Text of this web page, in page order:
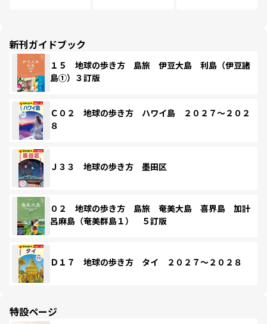
新刊ガイドブック
１５ 地球の歩き方 島旅 伊豆大島 利島（伊豆諸
島①）３訂版
Ｃ０２ 地球の歩き方 ハワイ島 ２０２７～２０２
８
Ｊ３３ 地球の歩き方 墨田区
０２ 地球の歩き方 島旅 奄美大島 喜界島 加計
呂麻島（奄美群島１） ５訂版
Ｄ１７ 地球の歩き方 タイ ２０２７～２０２８
特設ページ